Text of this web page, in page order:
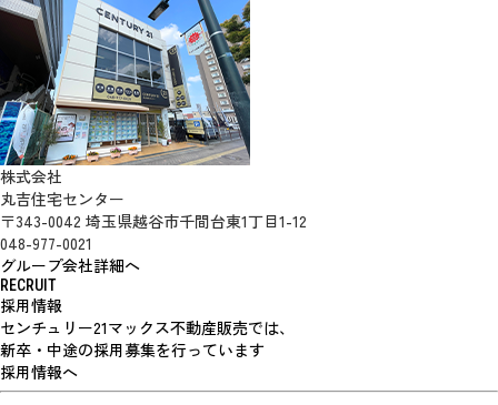
株式会社
丸吉住宅センター
〒343-0042 埼玉県越谷市千間台東1丁目1-12
048-977-0021
グループ会社詳細へ
RECRUIT
採用情報
センチュリー21マックス不動産販売では、
新卒・中途の採用募集を行っています
採用情報へ